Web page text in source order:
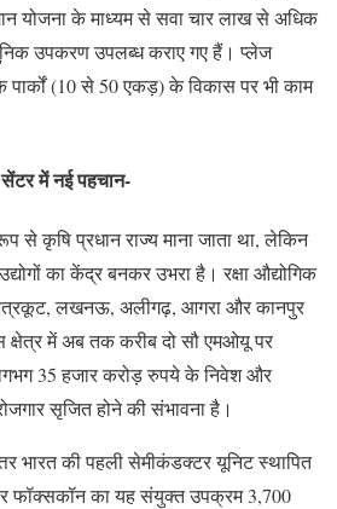
योजना के माध्यम से सवा चार लाख से अधिक
उपकरण उपलब्ध कराए गए हैं। प्लेज
पार्कों (10 से 50 एकड़) के विकास पर भी काम
में नई पहचान-
से कृषि प्रधान राज्य माना जाता था, लेकिन
का केंद्र बनकर उभरा है। रक्षा औद्योगिक
लखनऊ, अलीगढ़, आगरा और कानपुर
क्षेत्र में अब तक करीब दो सौ एमओयू पर
35 हजार करोड़ रुपये के निवेश और
सृजित होने की संभावना है।
भारत की पहली सेमीकंडक्टर यूनिट स्थापित
फॉक्सकॉन का यह संयुक्त उपक्रम 3,700